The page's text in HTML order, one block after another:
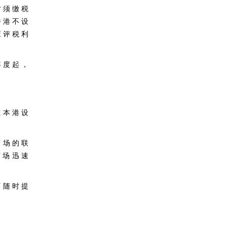
须 缴 税
港 不 设
税 利
起 ，
本 港 设
场 的 联
场 迅 速
随 时 提